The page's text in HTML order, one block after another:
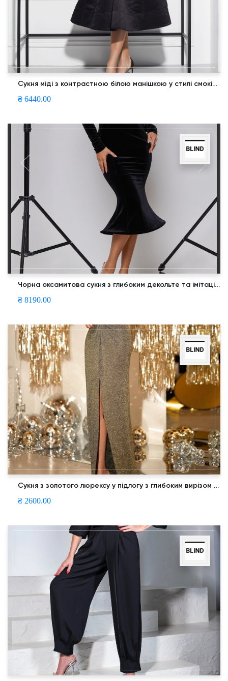
Сукня міді з контрастною білою манішкою у стилі смокінг та з пишною спідницею
₴ 6440.00
Чорна оксамитова сукня з глибоким декольте та імітацією ліфа
₴ 8190.00
Сукня з золотого люрексу у підлогу з глибоким вирізом та драпіруванням на талії
₴ 2600.00